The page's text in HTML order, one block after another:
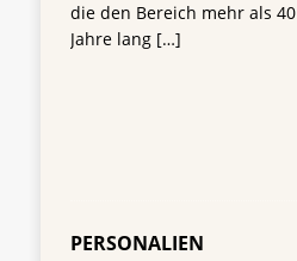
die den Bereich mehr als 40
Jahre lang […]
PERSONALIEN